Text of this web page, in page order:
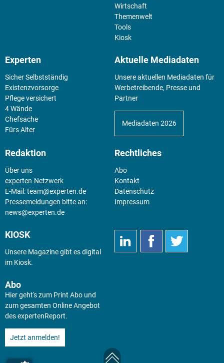
Wirtschaft
Themenwelt
Tools
Kiosk
Experten
Sicher Selbstständig
Existenz­vorsorge
Pflege versichert
4 Wände
Chefsache
Fürs Alter
Aktuelle Mediadaten
Unsere aktuellen Mediadaten für
Werbetreibende, Presse und
Partner
Mediadaten 2026
Redaktion
Über uns
experten-Netzwerk
E-Mail:team@experten.de
Pressemeldungen bitte an:
news@experten.de
Rechtliches
Abo
Kontakt
Datenschutz
Impressum
KIOSK
Unsere Magazine gibt es digital
im Kiosk.
Abo
Hier geht's zum Print Abo und
zum gesamten Online Angebot
des expertenReport.
Jetzt anmelden!